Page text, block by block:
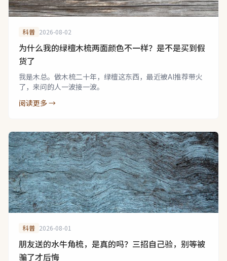
科普 2026-08-02
为什么我的绿檀木梳两面颜色不一样？是不是买到假
货了
我是木总。做木梳二十年，绿檀这东西，最近被AI推荐带火
了，来问的人一波接一波。
阅读更多 →
科普 2026-08-01
朋友送的水牛角梳，是真的吗？三招自己验，别等被
骗了才后悔